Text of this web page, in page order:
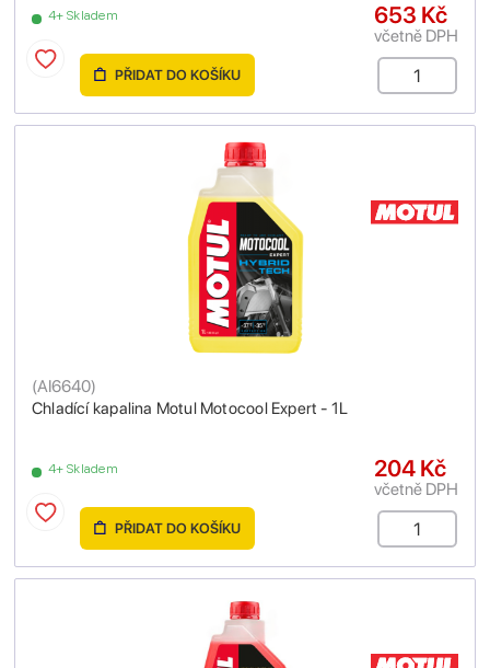
4+ Skladem 653 Kč
včetně DPH
PŘIDAT DO KOŠÍKU
Chladící kapalina Motul Motocool Expert - 1L
(AI6640)
4+ Skladem 204 Kč
včetně DPH
PŘIDAT DO KOŠÍKU